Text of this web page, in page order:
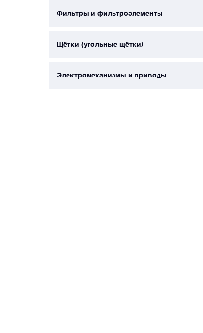
Фильтры и фильтроэлементы
Щётки (угольные щётки)
Электромеханизмы и приводы